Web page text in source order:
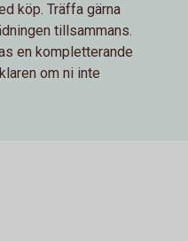
köp. Träffa gärna
tillsammans.
en kompletterande
om ni inte